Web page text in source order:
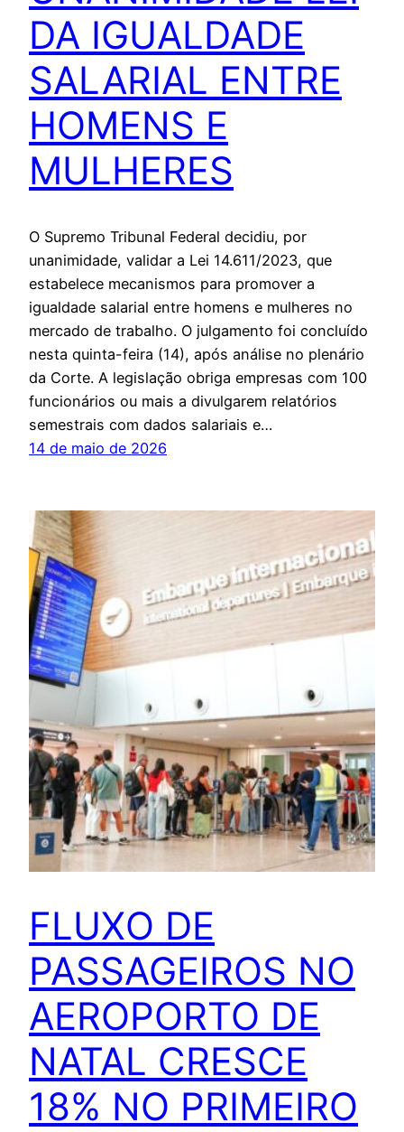
DA IGUALDADE
SALARIAL ENTRE
HOMENS E
MULHERES
O Supremo Tribunal Federal decidiu, por
unanimidade, validar a Lei 14.611/2023, que
estabelece mecanismos para promover a
igualdade salarial entre homens e mulheres no
mercado de trabalho. O julgamento foi concluído
nesta quinta-feira (14), após análise no plenário
da Corte. A legislação obriga empresas com 100
funcionários ou mais a divulgarem relatórios
semestrais com dados salariais e…
14 de maio de 2026
FLUXO DE
PASSAGEIROS NO
AEROPORTO DE
NATAL CRESCE
18% NO PRIMEIRO